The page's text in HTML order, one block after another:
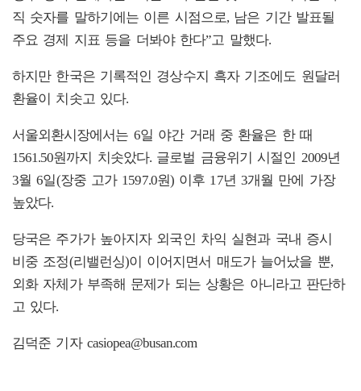
직 숫자를 말하기에는 이른 시점으로, 남은 기간 발표될
주요 경제 지표 등을 더봐야 한다”고 말했다.
하지만 한국은 기록적인 경상수지 흑자 기조에도 원달러
환율이 치솟고 있다.
서울외환시장에서는 6일 야간 거래 중 환율은 한 때
1561.50원까지 치솟았다. 글로벌 금융위기 시절인 2009년
3월 6일(장중 고가 1597.0원) 이후 17년 3개월 만에 가장
높았다.
당국은 주가가 높아지자 외국인 차익 실현과 국내 증시
비중 조정(리밸런싱)이 이어지면서 매도가 늘어났을 뿐,
외화 자체가 부족해 문제가 되는 상황은 아니라고 판단하
고 있다.
김덕준 기자 casiopea@busan.com